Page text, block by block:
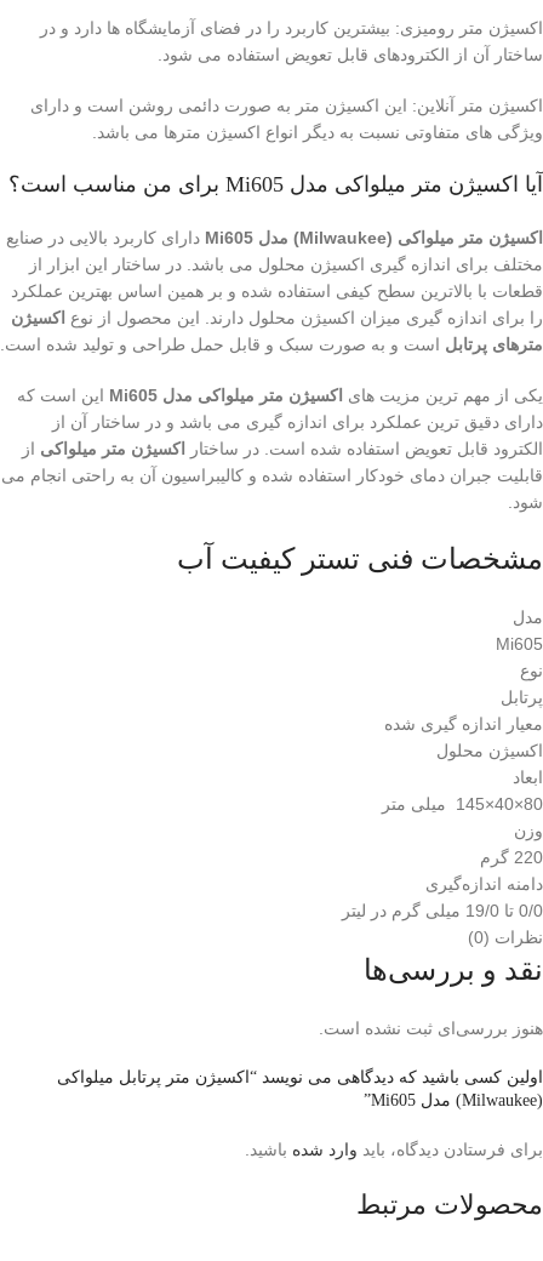
اکسیژن متر رومیزی: بیشترین کاربرد را در فضای آزمایشگاه ها دارد و در
ساختار آن از الکترودهای قابل تعویض استفاده می شود.
اکسیژن متر آنلاین: این اکسیژن متر به صورت دائمی روشن است و دارای
ویژگی های متفاوتی نسبت به دیگر انواع اکسیژن مترها می باشد.
آیا اکسیژن متر میلواکی مدل Mi605 برای من مناسب است؟
اکسیژن متر میلواکی (Milwaukee) مدل Mi605
دارای کاربرد بالایی در صنایع
مختلف برای اندازه گیری اکسیژن محلول می باشد. در ساختار این ابزار از
قطعات با بالاترین سطح کیفی استفاده شده و بر همین اساس بهترین عملکرد
را برای اندازه گیری میزان اکسیژن محلول دارند. این محصول از نوع اکسیژن
مترهای پرتابل است و به صورت سبک و قابل حمل طراحی و تولید شده است.
یکی از مهم ترین مزیت های اکسیژن متر میلواکی مدل Mi605
این است که
دارای دقیق ترین عملکرد برای اندازه گیری می باشد و در ساختار آن از
الکترود قابل تعویض استفاده شده است. در ساختار اکسیژن متر میلواکی از
قابلیت جبران دمای خودکار استفاده شده و کالیبراسیون آن به راحتی انجام می
شود.
مشخصات فنی تستر کیفیت آب
مدل
Mi605
نوع
پرتابل
معیار اندازه گیری شده
اکسیژن محلول
ابعاد
80×40×145 میلی متر
وزن
220 گرم
دامنه اندازه‌گیری
0/0 تا 19/0 میلی گرم در لیتر
نظرات (0)
نقد و بررسی‌ها
هنوز بررسی‌ای ثبت نشده است.
اولین کسی باشید که دیدگاهی می نویسد “اکسیژن متر پرتابل میلواکی
(Milwaukee) مدل Mi605”
برای فرستادن دیدگاه، باید وارد شده باشید.
محصولات مرتبط